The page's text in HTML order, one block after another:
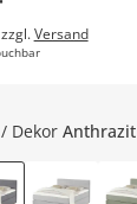
Versand
Dekor Anthrazit